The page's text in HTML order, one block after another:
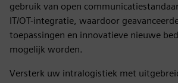
gebruik van open
IT/OT-integratie, waardoor
toepassingen en innovatieve nieuwe
mogelijk worden.
Versterk uw intralogistiek met